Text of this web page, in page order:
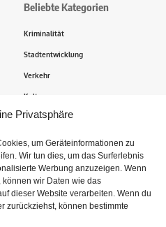
Privatsphäre
um Geräteinformationen zu
Wir tun dies, um das Surferlebnis
Werbung anzuzeigen. Wenn
wir Daten wie das
dieser Website verarbeiten. Wenn du
zurückziehst, können bestimmte
Beliebte Kategorien
Kriminalität
Stadtentwicklung
Verkehr
Kultur
dabei! Du sendest uns
aus der Kupferstadt – Wir
und berichten!